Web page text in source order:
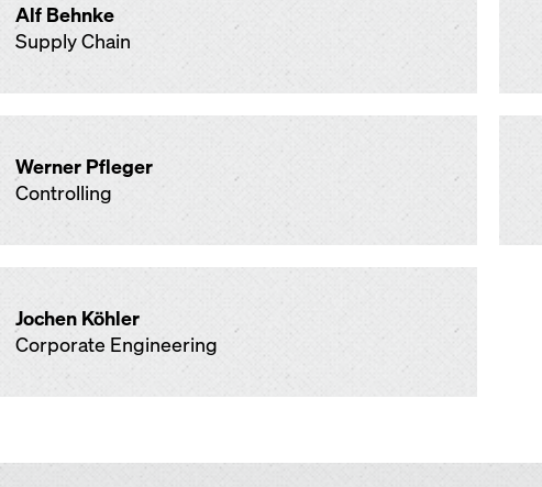
Alf Behnke
Supply Chain
Werner Pfleger
Controlling
Jochen Köhler
Corporate Engineering